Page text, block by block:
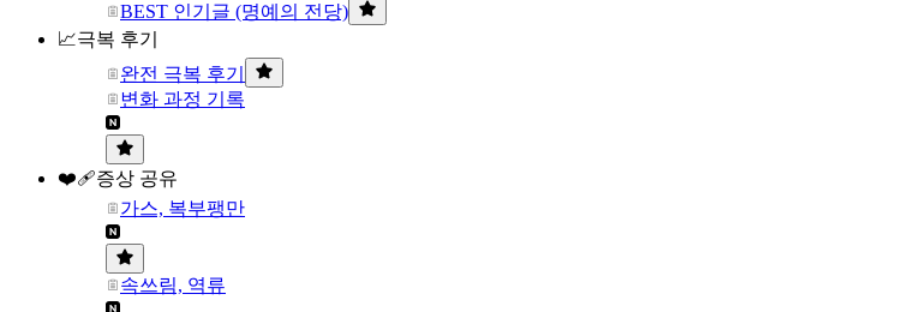
BEST 인기글 (명예의 전당)
📈극복 후기
완전 극복 후기
변화 과정 기록
❤️‍🩹증상 공유
가스, 복부팽만
속쓰림, 역류